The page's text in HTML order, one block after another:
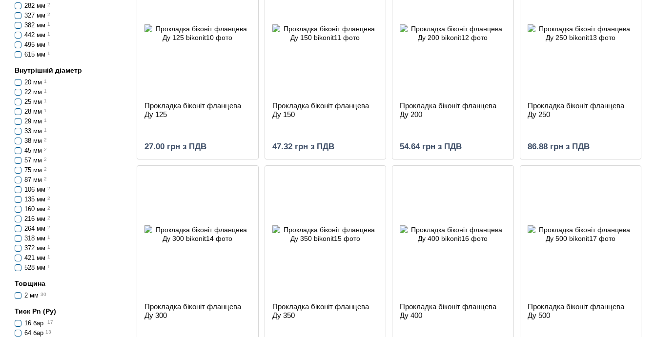
Прокладка біконіт фланцева
Ду 125
27.00 грн з ПДВ
Прокладка біконіт фланцева
Ду 150
47.32 грн з ПДВ
Прокладка біконіт фланцева
Ду 200
54.64 грн з ПДВ
Прокладка біконіт фланцева
Ду 250
86.88 грн з ПДВ
Прокладка біконіт фланцева
Ду 300
Прокладка біконіт фланцева
Ду 350
Прокладка біконіт фланцева
Ду 400
Прокладка біконіт фланцева
Ду 500
282 мм 2
327 мм 2
382 мм 1
442 мм 1
495 мм 1
615 мм 1
Внутрішній діаметр
20 мм 1
22 мм 1
25 мм 1
28 мм 1
29 мм 1
33 мм 1
38 мм 2
45 мм 2
57 мм 2
75 мм 2
87 мм 2
106 мм 2
135 мм 2
160 мм 2
216 мм 2
264 мм 2
318 мм 1
372 мм 1
421 мм 1
528 мм 1
Товщина
2 мм 30
Тиск Pn (Ру)
16 бар 17
64 бар 13